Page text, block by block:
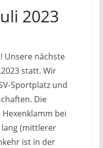
2023
Unsere nächste
statt. Wir
Sportplatz und
Die
bei
lang (mittlerer
ist in der